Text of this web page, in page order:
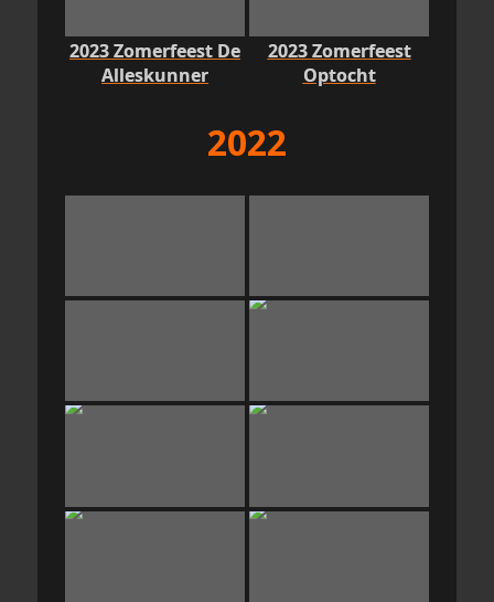
2023 Zomerfeest De
Alleskunner
2023 Zomerfeest
Optocht
2022